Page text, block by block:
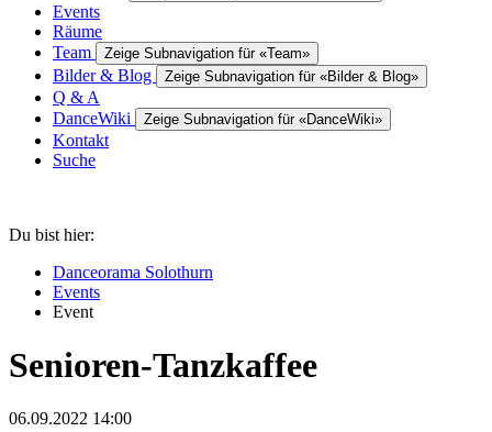
Events
Räume
Team
Zeige Subnavigation für «Team»
Bilder & Blog Zeige Subnavigation für «Bilder & Blog»
Q & A
DanceWiki
Zeige Subnavigation für «DanceWiki»
Kontakt
Suche
Du bist hier:
Danceorama Solothurn
Events
Event
Senioren-Tanzkaffee
06.09.2022 14:00